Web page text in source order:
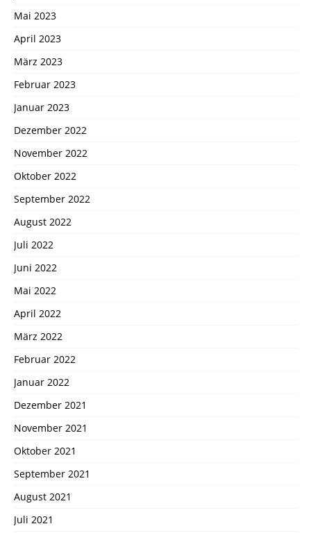
Mai 2023
April 2023
März 2023
Februar 2023
Januar 2023
Dezember 2022
November 2022
Oktober 2022
September 2022
August 2022
Juli 2022
Juni 2022
Mai 2022
April 2022
März 2022
Februar 2022
Januar 2022
Dezember 2021
November 2021
Oktober 2021
September 2021
August 2021
Juli 2021